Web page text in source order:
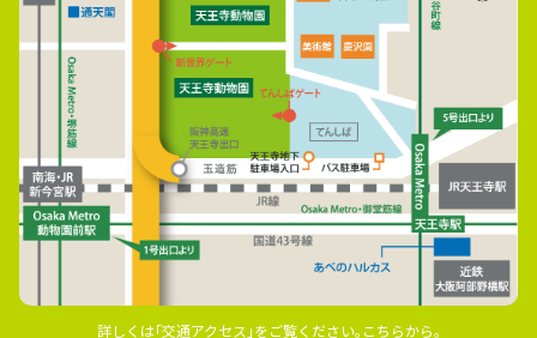
詳しくは｢交通アクセス｣をご覧ください｡こちらから｡